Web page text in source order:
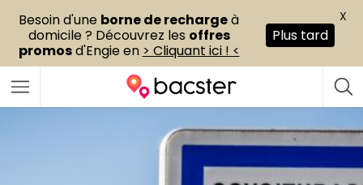
Besoin d'une borne de rechargeà
domicile ? Découvrez les offres
promosd'Engie en > Cliquant ici ! <
Plus tard
X